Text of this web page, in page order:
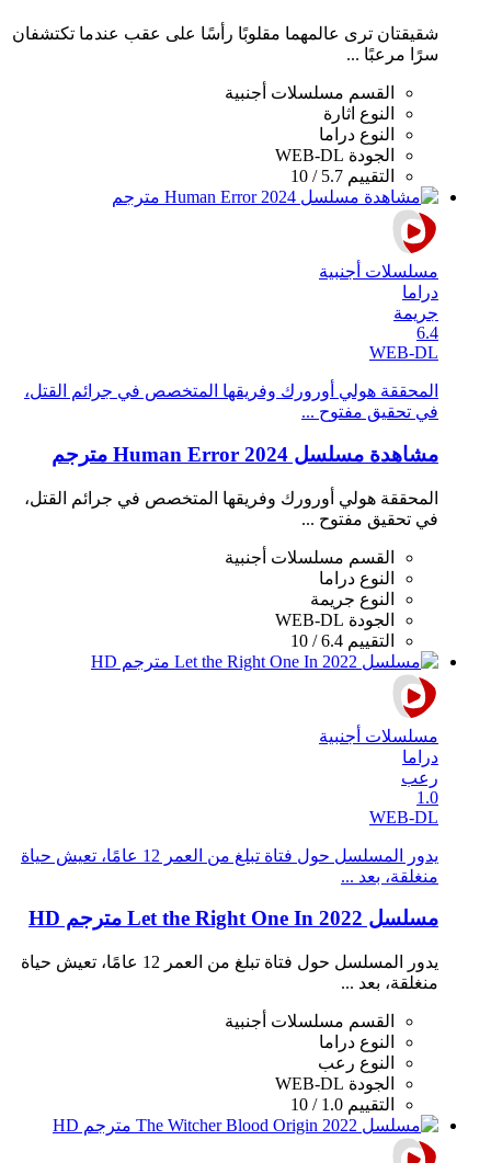
شقيقتان ترى عالمهما مقلوبًا رأسًا على عقب عندما تكتشفان
سرًا مرعبًا ...
القسم مسلسلات أجنبية
النوع اثارة
النوع دراما
الجودة WEB-DL
التقييم 5.7 / 10
مسلسلات أجنبية
دراما
جريمة
6.4
WEB-DL
المحققة هولي أورورك وفريقها المتخصص في جرائم القتل،
في تحقيق مفتوح ...
مشاهدة مسلسل Human Error 2024 مترجم
المحققة هولي أورورك وفريقها المتخصص في جرائم القتل،
في تحقيق مفتوح ...
القسم مسلسلات أجنبية
النوع دراما
النوع جريمة
الجودة WEB-DL
التقييم 6.4 / 10
مسلسلات أجنبية
دراما
رعب
1.0
WEB-DL
يدور المسلسل حول فتاة تبلغ من العمر 12 عامًا، تعيش حياة
منغلقة، بعد ...
مسلسل Let the Right One In 2022 مترجم HD
يدور المسلسل حول فتاة تبلغ من العمر 12 عامًا، تعيش حياة
منغلقة، بعد ...
القسم مسلسلات أجنبية
النوع دراما
النوع رعب
الجودة WEB-DL
التقييم 1.0 / 10